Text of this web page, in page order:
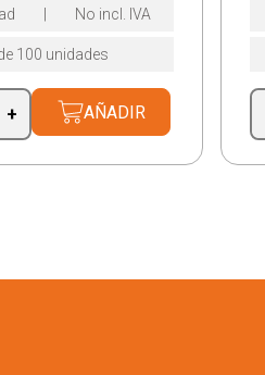
No incl. IVA
100 unidades
+ AÑADIR